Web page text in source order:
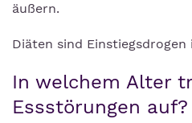
äußern.
Diäten sind Einstiegsdrogen
In welchem Alter
Essstörungen auf?